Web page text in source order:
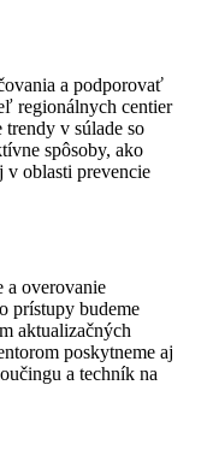
a podporovať
regionálnych centier
v súlade so
spôsoby, ako
oblasti prevencie
a overovanie
prístupy budeme
aktualizačných
poskytneme aj
a techník na